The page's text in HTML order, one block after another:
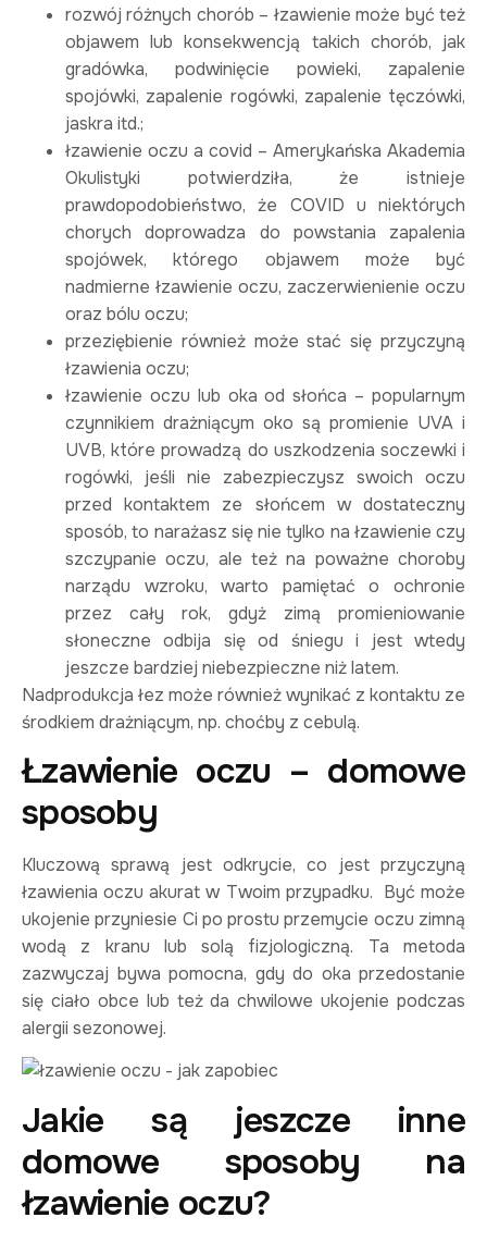
rozwój różnych chorób – łzawienie może być też
objawem lub konsekwencją takich chorób, jak
gradówka, podwinięcie powieki, zapalenie
spojówki, zapalenie rogówki, zapalenie tęczówki,
jaskra itd.;
łzawienie oczu a covid – Amerykańska Akademia
Okulistyki potwierdziła, że istnieje
prawdopodobieństwo, że COVID u niektórych
chorych doprowadza do powstania zapalenia
spojówek, którego objawem może być
nadmierne łzawienie oczu, zaczerwienienie oczu
oraz bólu oczu;
przeziębienie również może stać się przyczyną
łzawienia oczu;
łzawienie oczu lub oka od słońca – popularnym
czynnikiem drażniącym oko są promienie UVA i
UVB, które prowadzą do uszkodzenia soczewki i
rogówki, jeśli nie zabezpieczysz swoich oczu
przed kontaktem ze słońcem w dostateczny
sposób, to narażasz się nie tylko na łzawienie czy
szczypanie oczu, ale też na poważne choroby
narządu wzroku, warto pamiętać o ochronie
przez cały rok, gdyż zimą promieniowanie
słoneczne odbija się od śniegu i jest wtedy
jeszcze bardziej niebezpieczne niż latem.
Nadprodukcja łez może również wynikać z kontaktu ze
środkiem drażniącym, np. choćby z cebulą.
Łzawienie oczu – domowe
sposoby
Kluczową sprawą jest odkrycie, co jest przyczyną
łzawienia oczu akurat w Twoim przypadku. Być może
ukojenie przyniesie Ci po prostu przemycie oczu zimną
wodą z kranu lub solą fizjologiczną. Ta metoda
zazwyczaj bywa pomocna, gdy do oka przedostanie
się ciało obce lub też da chwilowe ukojenie podczas
alergii sezonowej.
Jakie są jeszcze inne
domowe sposoby na
łzawienie oczu?